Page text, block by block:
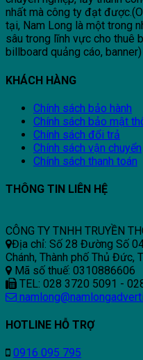
nhất mà công ty đạt
tại, Nam Long là một trong
sâu trong lĩnh vực cho thuê
billboard quảng cáo,
KHÁCH HÀNG
Chính sách bảo hành
Chính sách bảo mật
Chính sách đổi trả
Chính sách vận chuyển
Chính sách thanh toán
THÔNG TIN LIÊN HỆ
CÔNG TY TNHH TRUYỀN
Địa chỉ: Số 28 Đường Số
Chánh, Thành phố Thủ Đức,
Mã số thuế: 0310886606
TEL: 028 3720 5091 -
HOTLINE HỖ TRỢ
0916 095 795